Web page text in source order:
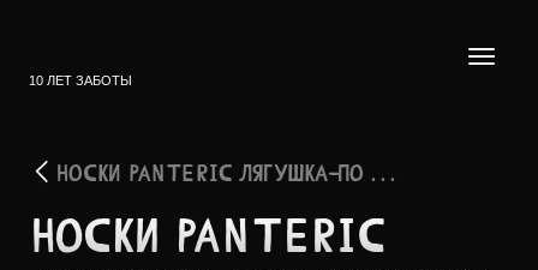
10 ЛЕТ ЗАБОТЫ
НОСКИ PANTERIC ЛЯГУШКА-ПО . . .
НОСКИ PANTERIC